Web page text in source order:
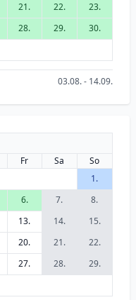
21. 22.
23.
28. 29.
30.
03.08. - 14.09.
Fr Sa
So
1.
6. 7.
8.
13. 14.
15.
20. 21.
22.
27. 28.
29.